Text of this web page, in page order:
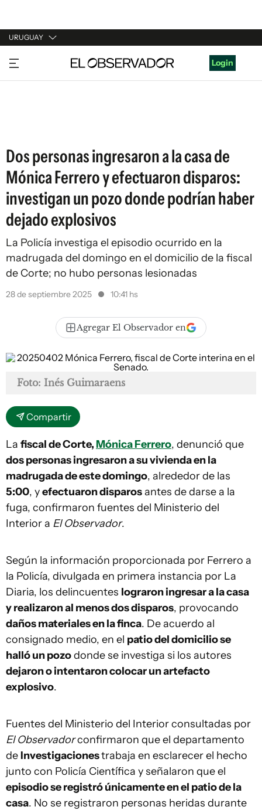
URUGUAY
URUGUAY
ARGENTINA
Login
Dos personas ingresaron a la casa de
Mónica Ferrero y efectuaron disparos:
investigan un pozo donde podrían haber
dejado explosivos
La Policía investiga el episodio ocurrido en la
madrugada del domingo en el domicilio de la fiscal
de Corte; no hubo personas lesionadas
28 de septiembre 2025 10:41 hs
Agregar El Observador en
Foto: Inés Guimaraens
Compartir
La fiscal de Corte,Mónica Ferrero, denunció que
dos personas ingresaron a su vivienda en la
madrugada de este domingo, alrededor de las
5:00, yefectuaron disparosantes de darse a la
fuga, confirmaron fuentes del Ministerio del
Interior a El Observador.
Según la información proporcionada por Ferrero a
la Policía, divulgada en primera instancia por La
Diaria, los delincuentes lograron ingresar a la casa
y realizaron al menos dos disparos, provocando
daños materiales en la finca. De acuerdo al
consignado medio, en el patio del domicilio se
halló un pozodonde se investiga si los autores
dejaron o intentaron colocar un artefacto
explosivo.
Fuentes del Ministerio del Interior consultadas por
El Observadorconfirmaron que el departamento
de Investigacionestrabaja en esclarecer el hecho
junto con Policía Científica y señalaron que el
episodio se registró únicamente en el patio de la
casa. No se registraron personas heridas durante